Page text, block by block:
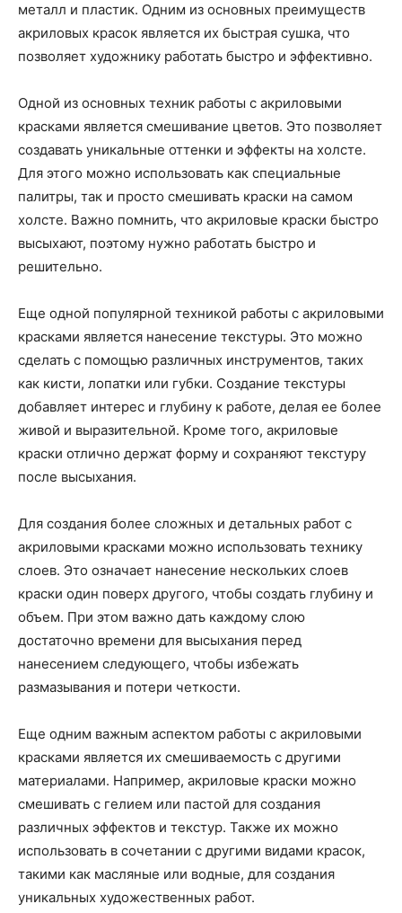
металл и пластик. Одним из основных преимуществ
акриловых красок является их быстрая сушка, что
позволяет художнику работать быстро и эффективно.
Одной из основных техник работы с акриловыми
красками является смешивание цветов. Это позволяет
создавать уникальные оттенки и эффекты на холсте.
Для этого можно использовать как специальные
палитры, так и просто смешивать краски на самом
холсте. Важно помнить, что акриловые краски быстро
высыхают, поэтому нужно работать быстро и
решительно.
Еще одной популярной техникой работы с акриловыми
красками является нанесение текстуры. Это можно
сделать с помощью различных инструментов, таких
как кисти, лопатки или губки. Создание текстуры
добавляет интерес и глубину к работе, делая ее более
живой и выразительной. Кроме того, акриловые
краски отлично держат форму и сохраняют текстуру
после высыхания.
Для создания более сложных и детальных работ с
акриловыми красками можно использовать технику
слоев. Это означает нанесение нескольких слоев
краски один поверх другого, чтобы создать глубину и
объем. При этом важно дать каждому слою
достаточно времени для высыхания перед
нанесением следующего, чтобы избежать
размазывания и потери четкости.
Еще одним важным аспектом работы с акриловыми
красками является их смешиваемость с другими
материалами. Например, акриловые краски можно
смешивать с гелием или пастой для создания
различных эффектов и текстур. Также их можно
использовать в сочетании с другими видами красок,
такими как масляные или водные, для создания
уникальных художественных работ.